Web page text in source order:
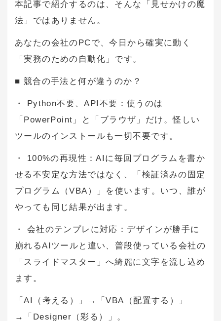
本記事で紹介するのは、そんな「見せかけの魔
法」ではありません。
あなたの会社のPCで、今日から確実に動く
「実務のための自動化」です。
■ 競合の手法と何が違うのか？
・ Python不要、API不要：使うのは
「PowerPoint」と「ブラウザ」だけ。怪しい
ツールのインストールも一切不要です。
・ 100%の再現性：AIに毎回プログラムを書か
せる不安定な方法ではなく、「検証済みの固定
プログラム（VBA）」を使います。いつ、誰が
やっても同じ結果が出ます。
・ 会社のテンプレに対応：デザインが勝手に
崩れるAIツールと違い、普段使っている会社の
「スライドマスター」へ綺麗に文字を流し込め
ます。
「AI（考える）」→「VBA（配置する）」
→「Designer（彩る）」。